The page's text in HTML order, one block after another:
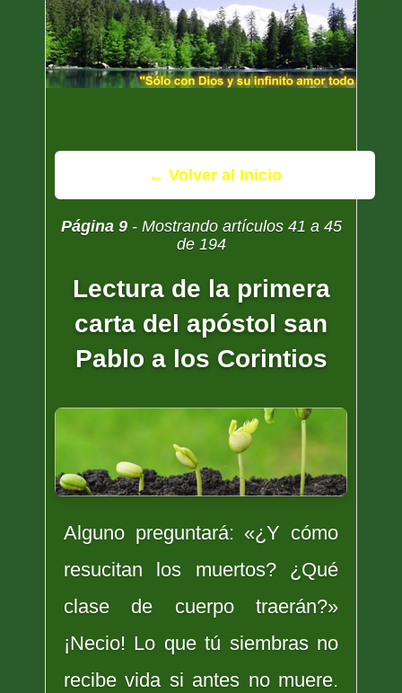
← Volver al Inicio
Página 9- Mostrando artículos 41 a 45
de 194
Lectura de la primera
carta del apóstol san
Pablo a los Corintios
Alguno preguntará: «¿Y cómo
resucitan los muertos? ¿Qué
clase de cuerpo traerán?»
¡Necio! Lo que tú siembras no
recibe vida si antes no muere.